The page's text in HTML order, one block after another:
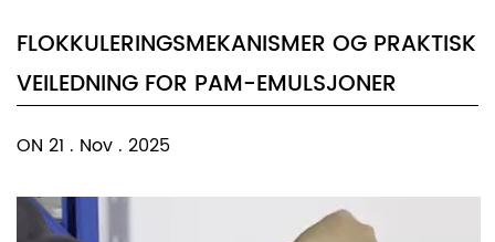
FLOKKULERINGSMEKANISMER OG PRAKTISK
VEILEDNING FOR PAM-EMULSJONER
ON 21 . Nov . 2025